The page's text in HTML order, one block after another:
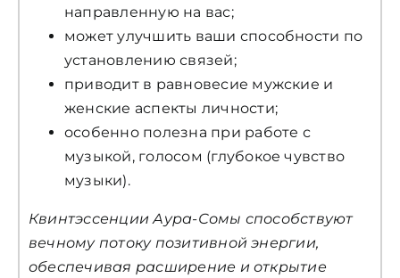
направленную на вас;
может улучшить ваши способности по
установлению связей;
приводит в равновесие мужские и
женские аспекты личности;
особенно полезна при работе с
музыкой, голосом (глубокое чувство
музыки).
Квинтэссенции Аура-Сомы способствуют
вечному потоку позитивной энергии,
обеспечивая расширение и открытие